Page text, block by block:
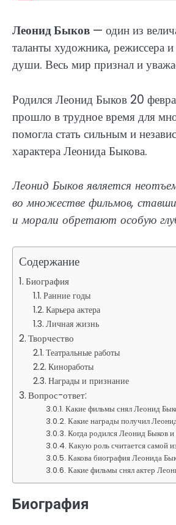
Леонид Быков — один из
таланты художника, режиссера
души. Весь мир признал и
Родился Леонид Быков 20
прошло в трудное время для
помогла стать сильным и
характера Леонида Быкова.
Леонид Быков является
во множестве фильмов,
и морали обретают особую
Содержание
Биография
Ранние годы
Карьера актера
Личная жизнь
Творчество
Театральные работы
Киноработы
Награды и признание
Вопрос-ответ:
Какие фильмы снял Леонид
Какие награды получил
Когда родился Леонид Быков и
Какую роль считается самой
Какова биография Леонида
Какие фильмы снял актер
Биография